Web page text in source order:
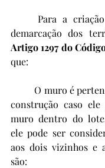
demarcação dos
Artigo 1297 do
que:
	O muro é pertencente ao dono da
construção caso
muro dentro do
ele pode ser
aos dois vizinhos e
são: